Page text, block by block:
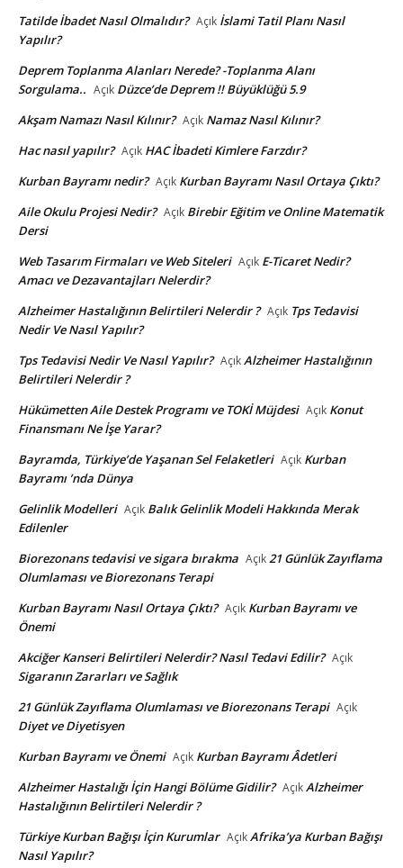
Tatilde İbadet Nasıl Olmalıdır? Açık İslami Tatil Planı Nasıl
Yapılır?
Deprem Toplanma Alanları Nerede? -Toplanma Alanı
Sorgulama.. Açık Düzce’de Deprem !! Büyüklüğü 5.9
Akşam Namazı Nasıl Kılınır? Açık Namaz Nasıl Kılınır?
Hac nasıl yapılır? Açık HAC İbadeti Kimlere Farzdır?
Kurban Bayramı nedir? Açık Kurban Bayramı Nasıl Ortaya Çıktı?
Aile Okulu Projesi Nedir? Açık Birebir Eğitim ve Online Matematik
Dersi
Web Tasarım Firmaları ve Web Siteleri Açık E-Ticaret Nedir?
Amacı ve Dezavantajları Nelerdir?
Alzheimer Hastalığının Belirtileri Nelerdir ? Açık Tps Tedavisi
Nedir Ve Nasıl Yapılır?
Tps Tedavisi Nedir Ve Nasıl Yapılır? AçıkAlzheimer Hastalığının
Belirtileri Nelerdir ?
Hükümetten Aile Destek Programı ve TOKİ Müjdesi Açık Konut
Finansmanı Ne İşe Yarar?
Bayramda, Türkiye’de Yaşanan Sel Felaketleri Açık Kurban
Bayramı ’nda Dünya
Gelinlik Modelleri Açık Balık Gelinlik Modeli Hakkında Merak
Edilenler
Biorezonans tedavisi ve sigara bırakma Açık21 Günlük Zayıflama
Olumlaması ve Biorezonans Terapi
Kurban Bayramı Nasıl Ortaya Çıktı? Açık Kurban Bayramı ve
Önemi
Akciğer Kanseri Belirtileri Nelerdir? Nasıl Tedavi Edilir? Açık
Sigaranın Zararları ve Sağlık
21 Günlük Zayıflama Olumlaması ve Biorezonans Terapi Açık
Diyet ve Diyetisyen
Kurban Bayramı ve Önemi Açık Kurban Bayramı Âdetleri
Alzheimer Hastalığı İçin Hangi Bölüme Gidilir? AçıkAlzheimer
Hastalığının Belirtileri Nelerdir ?
Türkiye Kurban Bağışı İçin Kurumlar AçıkAfrika’ya Kurban Bağışı
Nasıl Yapılır?